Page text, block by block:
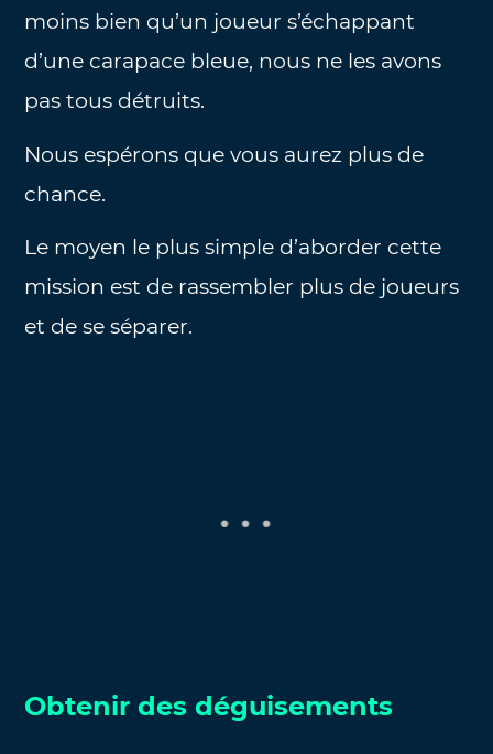
moins bien qu’un joueur s’échappant
d’une carapace bleue, nous ne les avons
pas tous détruits.
Nous espérons que vous aurez plus de
chance.
Le moyen le plus simple d’aborder cette
mission est de rassembler plus de joueurs
et de se séparer.
Obtenir des déguisements